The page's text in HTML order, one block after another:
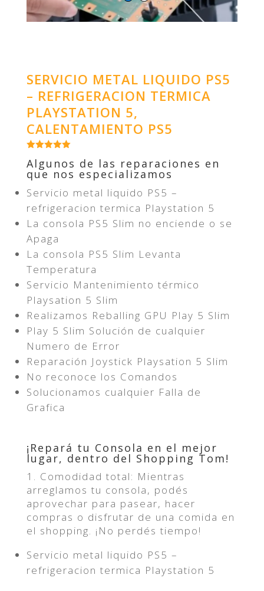
SERVICIO METAL LIQUIDO PS5
– REFRIGERACION TERMICA
PLAYSTATION 5,
CALENTAMIENTO PS5
Algunos de las reparaciones en
que nos especializamos
Servicio metal liquido PS5 –
refrigeracion termica Playstation 5
La consola PS5 Slim no enciende o se
Apaga
La consola PS5 Slim Levanta
Temperatura
Servicio Mantenimiento térmico
Playsation 5 Slim
Realizamos Reballing GPU Play 5 Slim
Play 5 Slim Solución de cualquier
Numero de Error
Reparación Joystick Playsation 5 Slim
No reconoce los Comandos
Solucionamos cualquier Falla de
Grafica
¡Repará tu Consola en el mejor
lugar, dentro del Shopping Tom!
1. Comodidad total: Mientras
arreglamos tu consola, podés
aprovechar para pasear, hacer
compras o disfrutar de una comida en
el shopping. ¡No perdés tiempo!
Servicio metal liquido PS5 –
refrigeracion termica Playstation 5